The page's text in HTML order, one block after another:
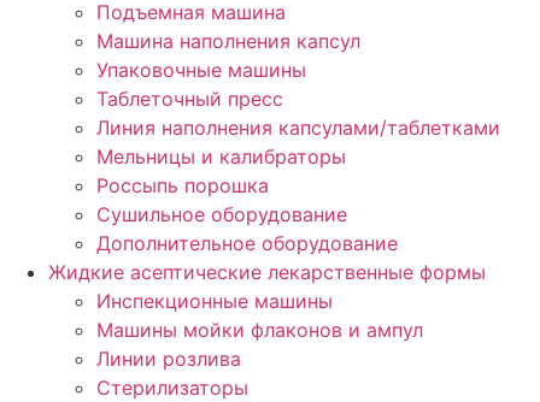
Подъемная машина
Машина наполнения капсул
Упаковочные машины
Таблеточный пресс
Линия наполнения капсулами/таблетками
Мельницы и калибраторы
Россыпь порошка
Сушильное оборудование
Дополнительное оборудование
Жидкие асептические лекарственные формы
Инспекционные машины
Машины мойки флаконов и ампул
Линии розлива
Стерилизаторы